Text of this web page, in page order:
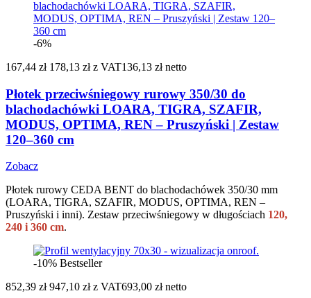
-6%
167,44 zł 178,13 zł z VAT136,13 zł netto
Płotek przeciwśniegowy rurowy 350/30 do
blachodachówki LOARA, TIGRA, SZAFIR,
MODUS, OPTIMA, REN – Pruszyński | Zestaw
120–360 cm
Zobacz
Płotek rurowy CEDA BENT do blachodachówek 350/30 mm
(LOARA, TIGRA, SZAFIR, MODUS, OPTIMA, REN –
Pruszyński i inni). Zestaw przeciwśniegowy w długościach 120,
240 i 360 cm.
-10% Bestseller
852,39 zł 947,10 zł z VAT693,00 zł netto